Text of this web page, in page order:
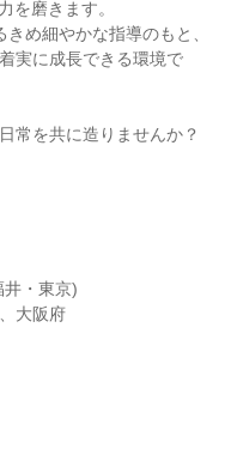
を磨きます。
め細やかな指導のもと、
実に成長できる環境で
常を共に造りませんか？
・東京)
大阪府